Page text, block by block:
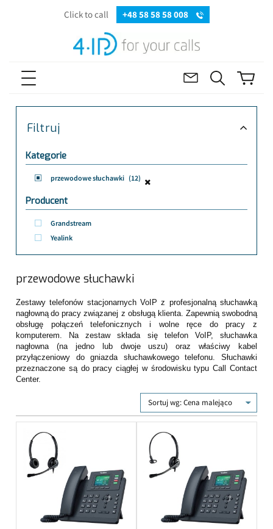
Click to call +48 58 58 58 008
Filtruj
Kategorie
przewodowe słuchawki (12)
Producent
Grandstream
Yealink
przewodowe słuchawki
Zestawy telefonów stacjonarnych VoIP z profesjonalną słuchawką
nagłowną do pracy związanej z obsługą klienta. Zapewnią swobodną
obsługę połączeń telefonicznych i wolne ręce do pracy z
komputerem. Na zestaw składa się telefon VoIP, słuchawka
nagłowna (na jedno lub dwoje uszu) oraz właściwy kabel
przyłączeniowy do gniazda słuchawkowego telefonu. Słuchawki
przeznaczone są do pracy ciągłej w środowisku typu Call Contact
Center.
Sortuj wg:Cena malejąco